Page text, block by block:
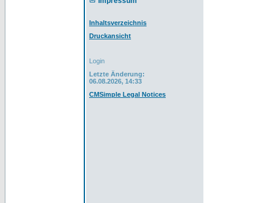
Inhaltsverzeichnis
Druckansicht
Login
Letzte Änderung:
06.08.2026, 14:33
CMSimple Legal Notices